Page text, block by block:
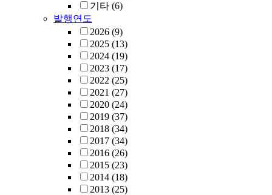
기타 (6)
발행연도
2026 (9)
2025 (13)
2024 (19)
2023 (17)
2022 (25)
2021 (27)
2020 (24)
2019 (37)
2018 (34)
2017 (34)
2016 (26)
2015 (23)
2014 (18)
2013 (25)